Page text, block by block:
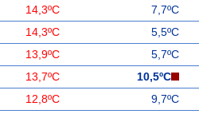
14,3ºC 7,7ºC
14,3ºC 5,5ºC
13,9ºC 5,7ºC
13,7ºC 10,5ºC
12,8ºC 9,7ºC